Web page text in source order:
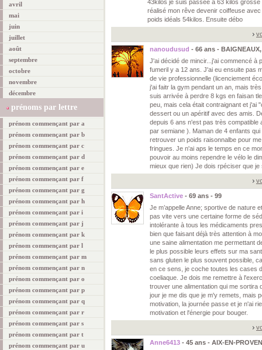
avril
mai
juin
juillet
août
septembre
octobre
novembre
décembre
prénoms par lettre
prénom commençant par a
prénom commençant par b
prénom commençant par c
prénom commençant par d
prénom commençant par e
prénom commençant par f
prénom commençant par g
prénom commençant par h
prénom commençant par i
prénom commençant par j
prénom commençant par k
prénom commençant par l
prénom commençant par m
prénom commençant par n
prénom commençant par o
prénom commençant par p
prénom commençant par q
prénom commençant par r
prénom commençant par s
prénom commençant par t
prénom commençant par u
43kilos je suis passée à 63 kilos
réalisé mon rêve devenir coiffeuse
poids idéals 54kilos. Ensuite débo
nanoudusud - 66 ans -
J'ai décidé de mincir...j'ai commencé à
fumeril y a 12 ans. J'ai eu ensuite pas
de vie professionnelle (licenciement
j'ai faitr la gym pendant un an, mais
suis arrivée à perdre 8 kgs en faisan
peu, mais cela était contraignant et j'ai
dessert ou un apéritif avec des amis.
depuis 6 ans n'est pas très
par semiane ). Maman de 4 enfants
retrouver un poids raisonnalbe pour
fringues. Je n'ai aps le temps en ce
pouvoir au moins rependre le vélo le
mieux que rien) Je dois rpéciser que
SantActive - 69 ans - 99
Je m’appelle Anne; sportive de nature
pas vite vers une certaine forme de
intolérante à tous les médicaments
bien que faisant déjà très attention à
une saine alimentation me permettant
le plus possible leurs effets sur ma
sans gluten le plus souvent possible,
en ce sens, je coche toutes les cases
coeliaque. Je dois me remettre à
trouver une alimentation qui me sortira
jour je me dis que je m'y remets, mais
motivation, la journée passe et je n'ai
motivation et l'énergie pour bouger.
Anne6413 - 45 ans - AIX-EN-